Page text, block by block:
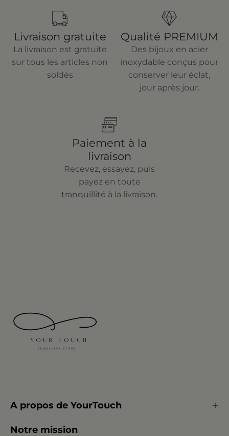
Livraison gratuite
La livraison est gratuite
sur tous les articles non
soldés
Qualité PREMIUM
Des bijoux en acier
inoxydable conçus pour
conserver leur éclat,
jour après jour.
Paiement à la
livraison
Recevez, essayez, puis
payez en toute
tranquillité à la livraison.
A propos de YourTouch
Notre mission